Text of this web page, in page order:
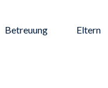
Betreuung Eltern